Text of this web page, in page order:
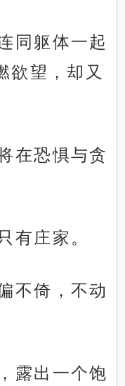
同躯体一起
欲望，却又
在恐惧与贪
有庄家。
不倚，不动
露出一个饱